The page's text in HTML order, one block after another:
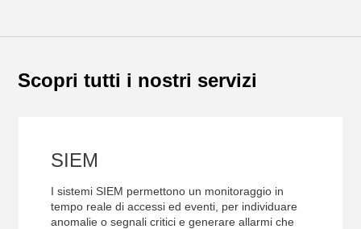
Scopri tutti i nostri servizi
SIEM
I sistemi SIEM permettono un monitoraggio in
tempo reale di accessi ed eventi, per individuare
anomalie o segnali critici e generare allarmi che